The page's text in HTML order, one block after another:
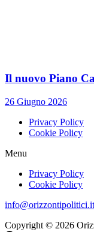
Il nuovo Piano
26 Giugno 2026
Privacy Policy
Cookie Policy
Menu
Privacy Policy
Cookie Policy
info@orizzontipolitici.it
Copyright © 2026